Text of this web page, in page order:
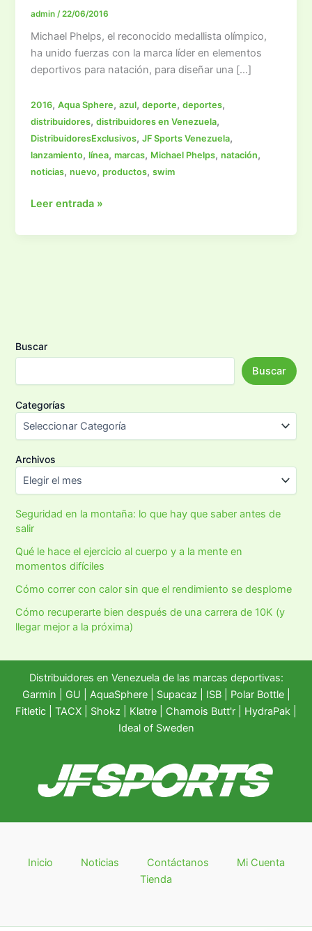
admin /22/06/2016
Michael Phelps, el reconocido medallista olímpico,
ha unido fuerzas con la marca líder en elementos
deportivos para natación, para diseñar una […]
2016,Aqua Sphere,azul,deporte,deportes,
distribuidores,distribuidores en Venezuela,
DistribuidoresExclusivos,JF Sports Venezuela,
lanzamiento,línea,marcas, Michael Phelps,natación,
noticias,nuevo,productos,swim
Alianza
Michael
Leer entrada »
Buscar
Buscar
Categorías
Archivos
Seguridad en la montaña: lo que hay que saber antes de
salir
Qué le hace el ejercicio al cuerpo y a la mente en
momentos difíciles
Cómo correr con calor sin que el rendimiento se desplome
Cómo recuperarte bien después de una carrera de 10K (y
llegar mejor a la próxima)
Distribuidores en Venezuela de las marcas deportivas:
Garmin
GU AquaSphere| Supacaz | ISB | Polar Bottle|
Fitletic
TACX Shokz Klatre Chamois Butt'r HydraPak
Ideal of Sweden
Inicio Noticias Contáctanos
Mi Cuenta
Tienda